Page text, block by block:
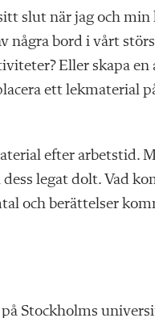
slut när jag och
några bord i vårt
Eller skapa en
ett lekmaterial
efter arbetstid.
legat dolt. Vad
och berättelser
Stockholms